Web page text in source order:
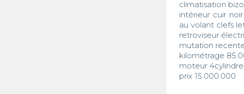
climatisation
intérieur cuir
au volant clefs
retroviseur
mutation
kilométrage
moteur
prix 15.000.000